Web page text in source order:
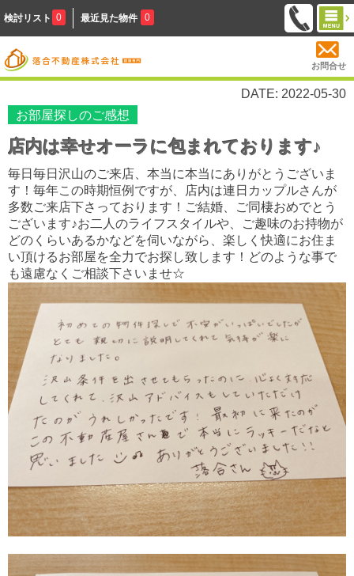
検討リスト 0 最近見た物件 0
お問合せ
DATE: 2022-05-30
お部屋探しのご感想
店内は幸せオーラに包まれております♪
毎日毎日沢山のご来店、本当に本当にありがとうございま
す！毎年この時期恒例ですが、店内は連日カップルさんが
多数ご来店下さっております！ご結婚、ご同棲おめでとう
ございます♪お二人のライフスタイルや、ご趣味のお持物が
どのくらいあるかなどを伺いながら、楽しく快適にお住ま
い頂けるお部屋を全力でお探し致します！どのような事で
も遠慮なくご相談下さいませ☆